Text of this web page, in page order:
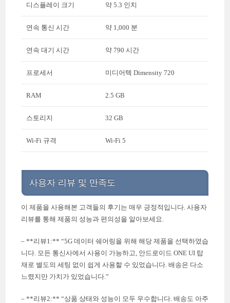
디스플레이 크기 약 5.3 인치
연속 통신 시간 약 1,000 분
연속 대기 시간 약 790 시간
프로세서 미디어텍 Dimensity 720
RAM 2.5 GB
스토리지 32 GB
Wi-Fi 규격 Wi-Fi 5
사용자 리뷰 및 만족도
이 제품을 사용해본 고객들의 후기는 매우 긍정적입니다. 사용자
리뷰를 통해 제품의 성능과 편의성을 알아보세요.
– **리뷰1:** “5G 데이터 쉐어링을 위해 해당 제품을 선택하였습
니다. 모든 통신사에서 사용이 가능하고, 안드로이드 ONE UI 탑
재로 별도의 세팅 없이 쉽게 사용할 수 있었습니다. 배송은 다소
느렸지만 가치가 있었습니다.”
– **리뷰2:** “상품 상태와 성능이 모두 우수합니다. 배송도 아주